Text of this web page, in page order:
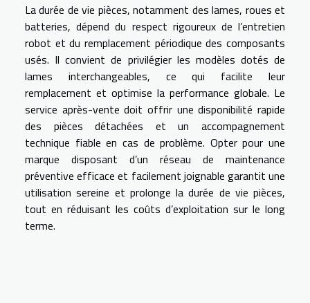
La durée de vie pièces, notamment des lames, roues et
batteries, dépend du respect rigoureux de l’entretien
robot et du remplacement périodique des composants
usés. Il convient de privilégier les modèles dotés de
lames interchangeables, ce qui facilite leur
remplacement et optimise la performance globale. Le
service après-vente doit offrir une disponibilité rapide
des pièces détachées et un accompagnement
technique fiable en cas de problème. Opter pour une
marque disposant d’un réseau de maintenance
préventive efficace et facilement joignable garantit une
utilisation sereine et prolonge la durée de vie pièces,
tout en réduisant les coûts d’exploitation sur le long
terme.